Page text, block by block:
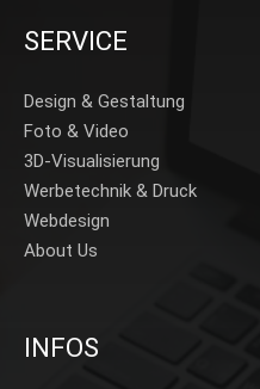
SERVICE
Design & Gestaltung
Foto & Video
3D-Visualisierung
Werbetechnik & Druck
Webdesign
About Us
INFOS